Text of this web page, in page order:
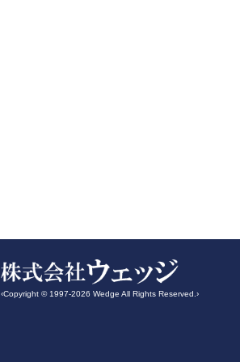
‹Copyright © 1997-2026 Wedge All Rights Reserved.›